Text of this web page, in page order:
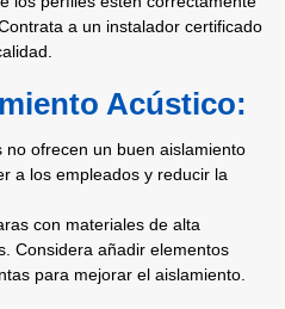
a un instalador certificado
Acústico:
no ofrecen un buen aislamiento
a los empleados y reducir la
con materiales de alta
Considera añadir elementos
para mejorar el aislamiento.